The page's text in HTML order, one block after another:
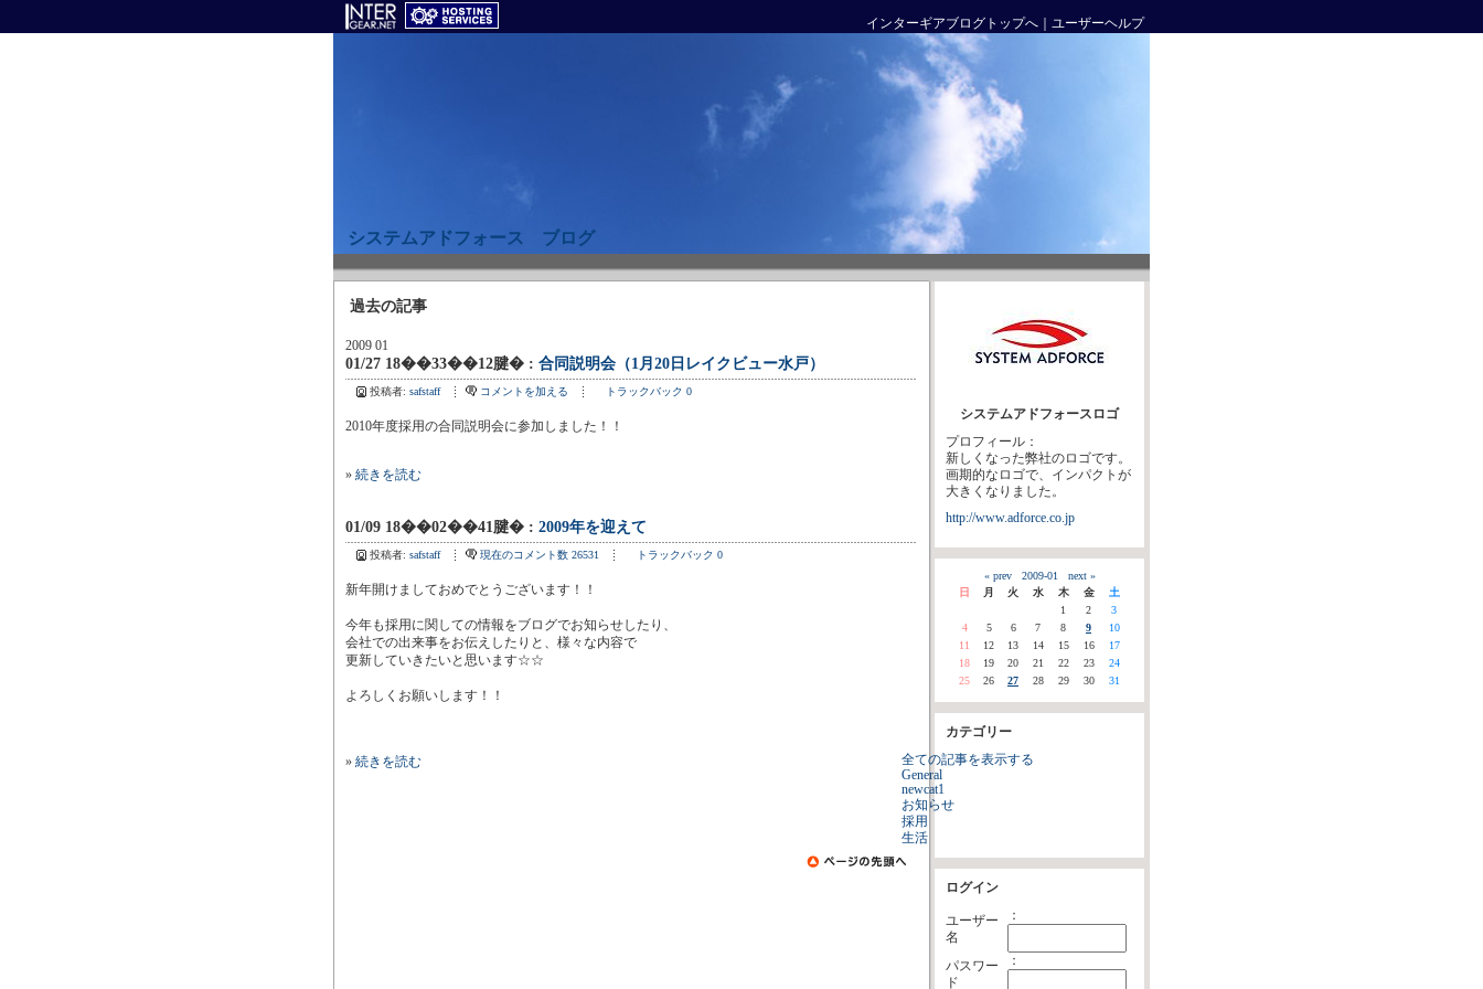
インターギアブログトップへ ユーザーヘルプ
システムアドフォース ブログ
過去の記事
2009 01
01/27 18��33��12腱� : 合同説明会（1月20日レイクビュー水戸）
投稿者: safstaff コメントを加える トラックバック 0
2010年度採用の合同説明会に参加しました！！
» 続きを読む
01/09 18��02��41腱� : 2009年を迎えて
投稿者: safstaff 現在のコメント数 26531 トラックバック 0
新年開けましておめでとうございます！！
今年も採用に関しての情報をブログでお知らせしたり、
会社での出来事をお伝えしたりと、様々な内容で
更新していきたいと思います☆☆
よろしくお願いします！！
» 続きを読む
システムアドフォースロゴ
プロフィール：
新しくなった弊社のロゴです。
画期的なロゴで、インパクトが
大きくなりました。
http://www.adforce.co.jp
« prev 2009-01
next »
日
月 火 水 木 金
土
1
2
3
4
5 6 7 8 9
10
11
12 13 14 15 16
17
18
19 20 21 22 23
24
25
26 27 28 29 30 31
カテゴリー
全ての記事を表示する
General
newcat1
お知らせ
採用
生活
ログイン
ユーザー
名
：
パスワー
ド
：